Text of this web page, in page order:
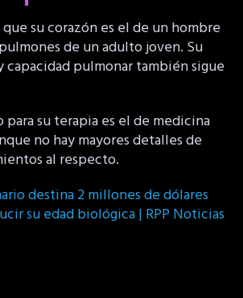
que su corazón es el de un hombre
de un adulto joven. Su
capacidad pulmonar también sigue
para su terapia es el de medicina
no hay mayores detalles de
al respecto.
destina 2 millones de dólares
su edad biológica | RPP Noticias